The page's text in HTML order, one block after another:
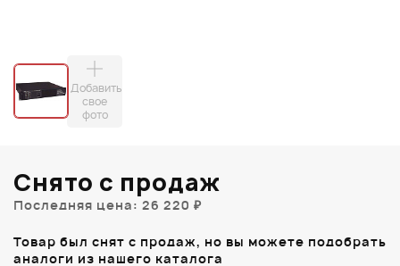
Добавить
свое
фото
Снято с продаж
Последняя цена: 26 220 ₽
Товар был снят с продаж, но вы можете подобрать
аналоги из нашего каталога